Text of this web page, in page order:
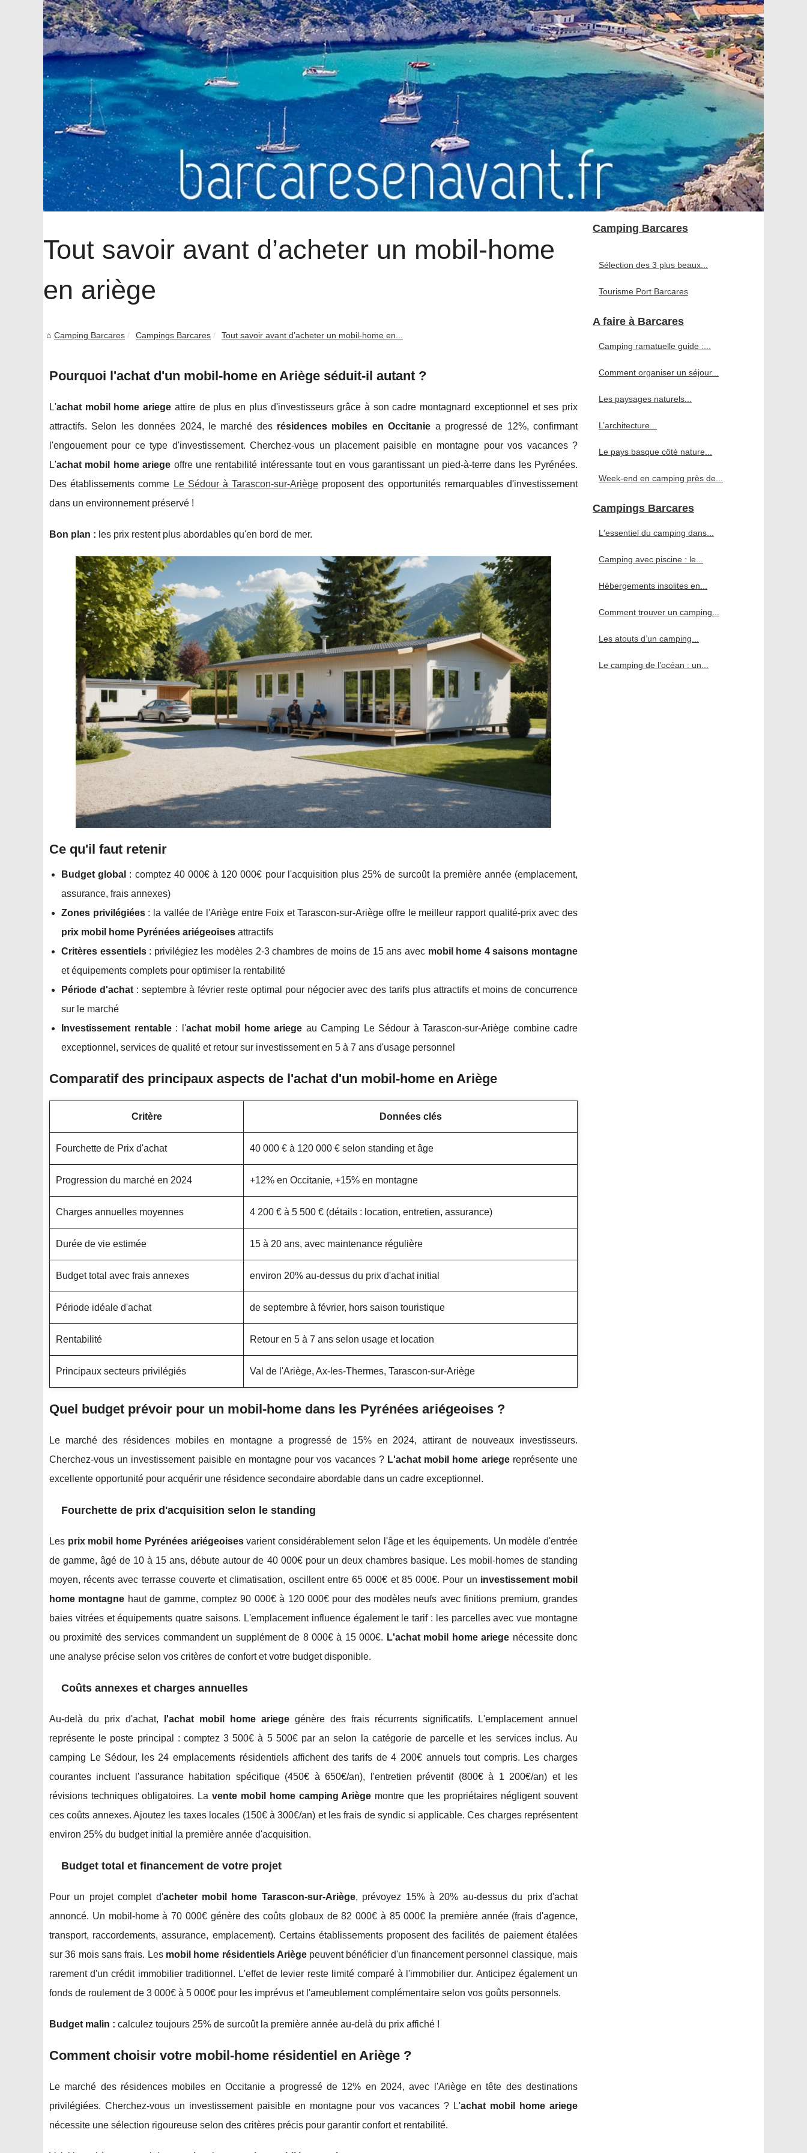
Tout savoir avant d’acheter un mobil-home
en ariège
Camping Barcares Campings Barcares Tout savoir avant d’acheter un mobil-home en...
Pourquoi l'achat d'un mobil-home en Ariège séduit-il autant ?
L'achat mobil home ariege attire de plus en plus d'investisseurs grâce à son cadre montagnard exceptionnel et ses prix
attractifs. Selon les données 2024, le marché des résidences mobiles en Occitanie a progressé de 12%, confirmant
l'engouement pour ce type d'investissement. Cherchez-vous un placement paisible en montagne pour vos vacances ?
L'achat mobil home ariege offre une rentabilité intéressante tout en vous garantissant un pied-à-terre dans les Pyrénées.
Des établissements comme Le Sédour à Tarascon-sur-Ariège proposent des opportunités remarquables d'investissement
dans un environnement préservé !
Bon plan : les prix restent plus abordables qu'en bord de mer.
Ce qu'il faut retenir
Budget global : comptez 40 000€ à 120 000€ pour l'acquisition plus 25% de surcoût la première année (emplacement,
assurance, frais annexes)
Zones privilégiées: la vallée de l'Ariège entre Foix et Tarascon-sur-Ariège offre le meilleur rapport qualité-prix avec des
prix mobil home Pyrénées ariégeoises attractifs
Critères essentiels: privilégiez les modèles 2-3 chambres de moins de 15 ans avec mobil home 4 saisons montagne
et équipements complets pour optimiser la rentabilité
Période d'achat: septembre à février reste optimal pour négocier avec des tarifs plus attractifs et moins de concurrence
sur le marché
Investissement rentable: l'achat mobil home ariege au Camping Le Sédour à Tarascon-sur-Ariège combine cadre
exceptionnel, services de qualité et retour sur investissement en 5 à 7 ans d'usage personnel
Comparatif des principaux aspects de l'achat d'un mobil-home en Ariège
Critère Données clés
Fourchette de Prix d'achat 40 000 € à 120 000 € selon standing et âge
Progression du marché en 2024 +12% en Occitanie, +15% en montagne
Charges annuelles moyennes 4 200 € à 5 500 € (détails : location, entretien, assurance)
Durée de vie estimée 15 à 20 ans, avec maintenance régulière
Budget total avec frais annexes environ 20% au-dessus du prix d'achat initial
Période idéale d'achat de septembre à février, hors saison touristique
Rentabilité Retour en 5 à 7 ans selon usage et location
Principaux secteurs privilégiés Val de l'Ariège, Ax-les-Thermes, Tarascon-sur-Ariège
Quel budget prévoir pour un mobil-home dans les Pyrénées ariégeoises ?
Le marché des résidences mobiles en montagne a progressé de 15% en 2024, attirant de nouveaux investisseurs.
Cherchez-vous un investissement paisible en montagne pour vos vacances ? L'achat mobil home ariegereprésente une
excellente opportunité pour acquérir une résidence secondaire abordable dans un cadre exceptionnel.
Fourchette de prix d'acquisition selon le standing
Les prix mobil home Pyrénées ariégeoisesvarient considérablement selon l'âge et les équipements. Un modèle d'entrée
de gamme, âgé de 10 à 15 ans, débute autour de 40 000€ pour un deux chambres basique. Les mobil-homes de standing
moyen, récents avec terrasse couverte et climatisation, oscillent entre 65 000€ et 85 000€. Pour un investissement mobil
home montagne haut de gamme, comptez 90 000€ à 120 000€ pour des modèles neufs avec finitions premium, grandes
baies vitrées et équipements quatre saisons. L'emplacement influence également le tarif : les parcelles avec vue montagne
ou proximité des services commandent un supplément de 8 000€ à 15 000€. L'achat mobil home ariege nécessite donc
une analyse précise selon vos critères de confort et votre budget disponible.
Coûts annexes et charges annuelles
Au-delà du prix d'achat, l'achat mobil home ariege génère des frais récurrents significatifs. L'emplacement annuel
représente le poste principal : comptez 3 500€ à 5 500€ par an selon la catégorie de parcelle et les services inclus. Au
camping Le Sédour, les 24 emplacements résidentiels affichent des tarifs de 4 200€ annuels tout compris. Les charges
courantes incluent l'assurance habitation spécifique (450€ à 650€/an), l'entretien préventif (800€ à 1 200€/an) et les
révisions techniques obligatoires. La vente mobil home camping Ariège montre que les propriétaires négligent souvent
ces coûts annexes. Ajoutez les taxes locales (150€ à 300€/an) et les frais de syndic si applicable. Ces charges représentent
environ 25% du budget initial la première année d'acquisition.
Budget total et financement de votre projet
Pour un projet complet d'acheter mobil home Tarascon-sur-Ariège, prévoyez 15% à 20% au-dessus du prix d'achat
annoncé. Un mobil-home à 70 000€ génère des coûts globaux de 82 000€ à 85 000€ la première année (frais d'agence,
transport, raccordements, assurance, emplacement). Certains établissements proposent des facilités de paiement étalées
sur 36 mois sans frais. Les mobil home résidentiels Ariègepeuvent bénéficier d'un financement personnel classique, mais
rarement d'un crédit immobilier traditionnel. L'effet de levier reste limité comparé à l'immobilier dur. Anticipez également un
fonds de roulement de 3 000€ à 5 000€ pour les imprévus et l'ameublement complémentaire selon vos goûts personnels.
Budget malin : calculez toujours 25% de surcoût la première année au-delà du prix affiché !
Comment choisir votre mobil-home résidentiel en Ariège ?
Le marché des résidences mobiles en Occitanie a progressé de 12% en 2024, avec l'Ariège en tête des destinations
privilégiées. Cherchez-vous un investissement paisible en montagne pour vos vacances ? L'achat mobil home ariege
nécessite une sélection rigoureuse selon des critères précis pour garantir confort et rentabilité.
Camping Barcares
Sélection des 3 plus beaux...
Tourisme Port Barcares
A faire à Barcares
Camping ramatuelle guide :...
Comment organiser un séjour...
Les paysages naturels...
L’architecture...
Le pays basque côté nature...
Week-end en camping près de...
Campings Barcares
L'essentiel du camping dans...
Camping avec piscine : le...
Hébergements insolites en...
Comment trouver un camping...
Les atouts d’un camping...
Le camping de l’océan : un...